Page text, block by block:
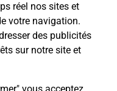
réel nos sites et
votre navigation.
des publicités
sur notre site et